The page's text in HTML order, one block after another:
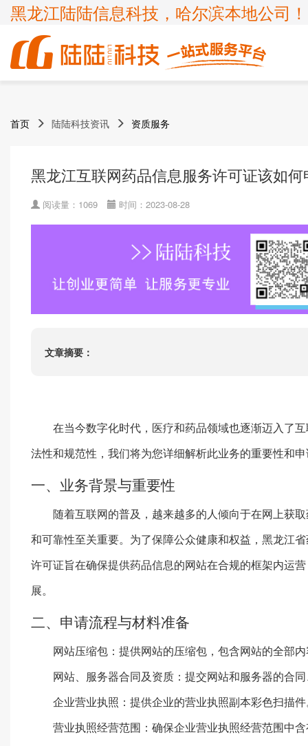
黑龙江陆陆信息科技，哈尔滨本地公司！
企业服务
APPLICATION CONDITIONS
呼叫中心业务
外资经营电信业务
诊所备案
知识产权
商标疑难
认证服务
ISO14001
ISO27001
ISO20000
FSC森林认证
ISO22000
项目申报
专精特新
首页 陆陆科技资讯 资质服务
黑龙江互联网药品信息服务许可证该如
阅读量：1069 时间：2023-08-28
文章摘要：
在当今数字化时代，医疗和药品领域也逐渐迈入了
法性和规范性，我们将为您详细解析此业务的重要性和
一、业务背景与重要性
随着互联网的普及，越来越多的人倾向于在网上获
和可靠性至关重要。为了保障公众健康和权益，黑龙江
许可证旨在确保提供药品信息的网站在合规的框架内运
展。
二、申请流程与材料准备
网站压缩包：提供网站的压缩包，包含网站的全部
网站、服务器合同及资质：提交网站和服务器的合
企业营业执照：提供企业的营业执照副本彩色扫描件
营业执照经营范围：确保企业营业执照经营范围中